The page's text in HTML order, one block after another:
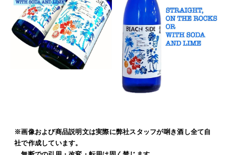
※画像および商品説明文は実際に弊社スタッフが唎き酒し全て自
社で作成しています。